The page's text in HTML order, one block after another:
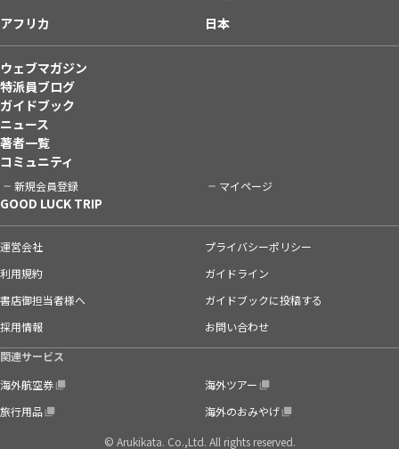
アフリカ
日本
ウェブマガジン
特派員ブログ
ガイドブック
ニュース
著者一覧
コミュニティ
新規会員登録 マイページ
GOOD LUCK TRIP
運営会社
プライバシーポリシー
利用規約
ガイドライン
書店御担当者様へ
ガイドブックに投稿する
採用情報
お問い合わせ
関連サービス
海外航空券
海外ツアー
旅行用品
海外のおみやげ
© Arukikata. Co.,Ltd. All rights reserved.